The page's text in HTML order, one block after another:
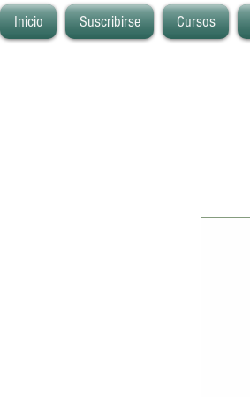
Inicio Suscribirse Cursos